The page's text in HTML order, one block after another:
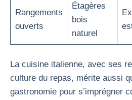
Rangements
ouverts
Étagères
bois
naturel
La cuisine italienne, avec ses
culture du repas, mérite aussi
gastronomie pour s’imprégner